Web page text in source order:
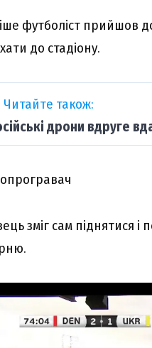
футболіст прийшов
до стадіону.
Читайте також:
дрони вдруге
зміг сам піднятися